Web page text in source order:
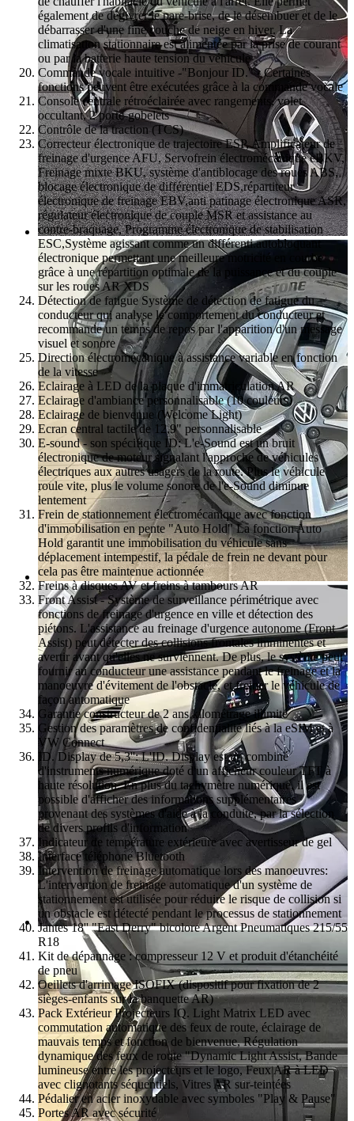
également de dégivrer le pare-brise, de le désembuer et de le
débarrasser d'une fine couche de neige en hiver. La
climatisation stationnaire est alimentée par la prise de courant
ou par la batterie haute tension du véhicule
Commande vocale intuitive -"Bonjour ID." - Certaines
fonctions peuvent être exécutées grâce à la commande vocale
Console centrale rétroéclairée avec rangements, volet
occultant, 2 porte-gobelets
Contrôle de la traction (TCS)
Correcteur électronique de trajectoire ESP, Amplificateur de
freinage d'urgence AFU, Servofrein électromécanique eBKV,
Freinage mixte BKU, système d'antiblocage des roues ABS,
blocage électronique de différentiel EDS,répartiteur
électronique de freinage EBV,anti patinage électronique ASR,
régulateur électronique de couple MSR et assistance au
contre-braquage, Programme électronique de stabilisation
ESC,Système agissant comme un différenti.autobloquant
électronique permettant une meilleure motricité en courbe
grâce à une répartition optimale de la puissance et du couple
sur les roues AR XDS
Détection de fatigue Système de détection de fatigue du
conducteur qui analyse le comportement du conducteur et
recommande un temps de repos par l'apparition d'un message
visuel et sonore
Direction électromécanique à assistance variable en fonction
de la vitesse
Eclairage à LED de la plaque d'immatriculation AR
Eclairage d'ambiance personnalisable (10 couleurs)
Eclairage de bienvenue (Welcome Light)
Ecran central tactile de 12,9" personnalisable
E-sound - son spécifique ID: L'e-Sound est un bruit
électronique de moteur signalant l'approche de véhicules
électriques aux autres usagers de la route. Plus le véhicule
roule vite, plus le volume sonore de l'e-Sound diminue
lentement
Frein de stationnement électromécanique avec fonction
d'immobilisation en pente "Auto Hold" La fonction Auto
Hold garantit une immobilisation du véhicule sans
déplacement intempestif, la pédale de frein ne devant pour
cela pas être maintenue actionnée
Freins à disques AV et freins à tambours AR
Front Assist - Système de surveillance périmétrique avec
fonctions de freinage d'urgence en ville et détection des
piétons. L'assistance au freinage d'urgence autonome (Front
Assist) peut détecter des collisions frontales imminentes et
avertir avant qu'elles ne surviennent. De plus, le système peut
fournir au conducteur une assistance pendant le freinage et la
manoeuvre d'évitement de l'obstacle, et freiner le véhicule de
façon automatique
Garantie constructeur de 2 ans kilométrage illimité
Gestion des paramètres de confidentialité liés à la eSIM et à
VW Connect
ID. Display de 5,3'': L'ID. Display est un combiné
d'instruments numérique doté d'un afficheur couleur TFT à
haute résolution. En plus du tachymètre numérique, il est
possible d'afficher des informations supplémentaires
provenant des systèmes d'aide à la conduite, par la sélection
de divers profils d'information
Indicateur de température extérieure avec avertisseur de gel
Interface téléphone Bluetooth
Intervention de freinage automatique lors des manoeuvres:
L'intervention de freinage automatique d'un système de
stationnement est utilisée pour réduire le risque de collision si
un obstacle est détecté pendant le processus de stationnement
Jantes 18'' "East Derry" bicolore Argent Pneumatiques 215/55
R18
Kit de dépannage : compresseur 12 V et produit d'étanchéité
de pneu
Oeillets d'arrimage ISOFIX (dispositif pour fixation de 2
sièges-enfants sur la banquette AR)
Pack Extérieur Projecteurs IQ. Light Matrix LED avec
commutation automatique des feux de route, éclairage de
mauvais temps et fonction de bienvenue, Régulation
dynamique des feux de route "Dynamic Light Assist, Bande
lumineuse entre les projecteurs et le logo, Feux AR à LED
avec clignotants séquentiels, Vitres AR sur-teintées
Pédalier en acier inoxydable avec symboles "Play & Pause"
Portes AR avec sécurité